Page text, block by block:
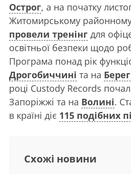
Острог, а на початку
Житомирському районному
провели тренінг для
освітньої безпеки щодо
Програма понад рік
Дрогобиччині та на
році Custody Records
Запоріжжі та на Волині.
в країні діє 115 подібних
Схожі новини